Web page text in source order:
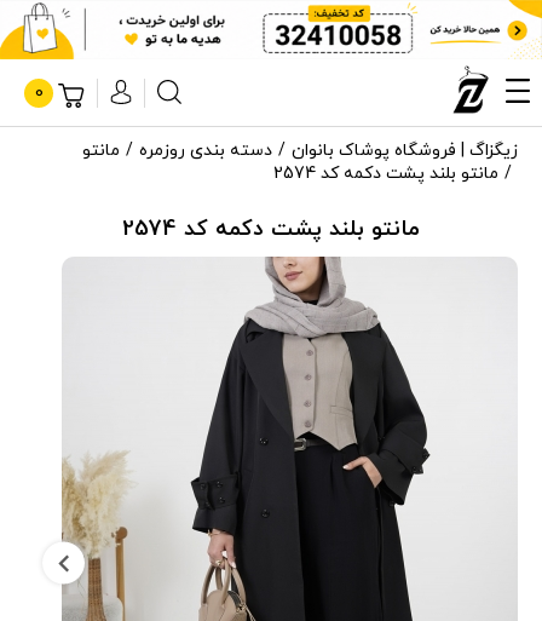
0
زیگزاگ | فروشگاه پوشاک بانوان دسته بندی روزمره
مانتو
مانتو بلند پشت دکمه کد 2574
مانتو بلند پشت دکمه کد 2574